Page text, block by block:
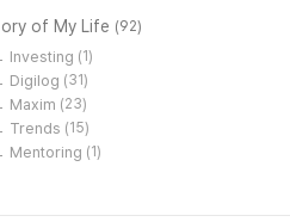
of My Life (92)
Investing (1)
Digilog (31)
Maxim (23)
Trends (15)
Mentoring (1)